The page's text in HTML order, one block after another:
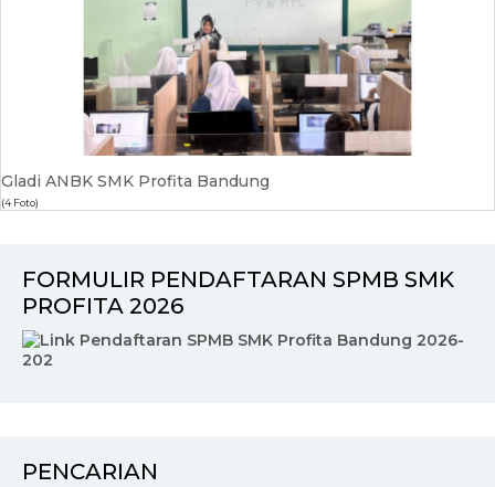
Gladi ANBK SMK Profita Bandung
(4 Foto)
FORMULIR PENDAFTARAN SPMB SMK
PROFITA 2026
PENCARIAN